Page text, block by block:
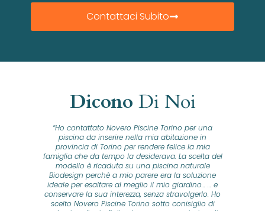
Contattaci Subito
Dicono Di Noi
“Ho contattato Novero Piscine Torino per una
piscina da inserire nella mia abitazione in
provincia di Torino per rendere felice la mia
famiglia che da tempo la desiderava. La scelta del
modello è ricaduta su una piscina naturale
Biodesign perchè a mio parere era la soluzione
ideale per esaltare al meglio il mio giardino... ... e
conservare la sua interezza, senza stravolgerlo. Ho
scelto Novero Piscine Torino sotto conisiglio di